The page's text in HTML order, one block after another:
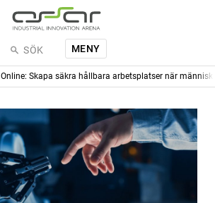
SÖK MENY
Online: Skapa säkra hållbara arbetsplatser när